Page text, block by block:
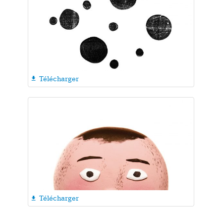
 Télécharger
 Télécharger